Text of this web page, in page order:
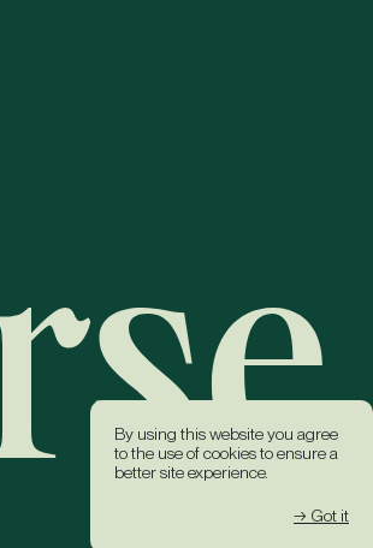
By using this website you agree
to the use of cookies to ensure a
better site experience.
→ Got it